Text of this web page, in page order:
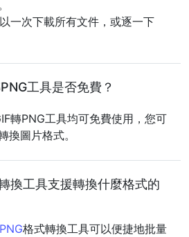
一次下載所有文件，或逐一下
工具是否免費？
轉PNG工具均可免費使用，您可
換圖片格式。
換工具支援轉換什麼格式的
格式轉換工具可以便捷地批量